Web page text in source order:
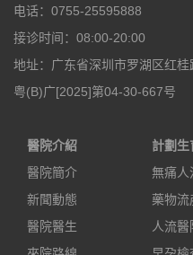
电话：0755-25595888
接诊时间：08:00-20:00
地址：广东省深圳市罗湖区红桂
粤(B)广[2025]第04-30-667号
醫院介紹
醫院簡介
新聞動態
醫院醫生
計劃生
無痛人
藥物流
人流醫